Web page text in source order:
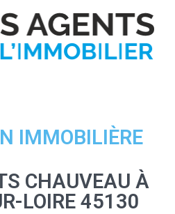
IMMOBILIÈRE
CHAUVEAU À
LOIRE 45130